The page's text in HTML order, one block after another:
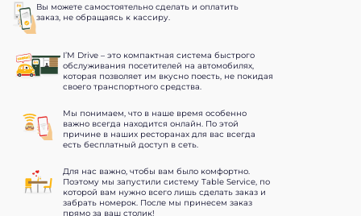
Вы можете самостоятельно сделать и оплатить
заказ, не обращаясь к кассиру.
I’M Drive – это компактная система быстрого
обслуживания посетителей на автомобилях,
которая позволяет им вкусно поесть, не покидая
своего транспортного средства.
Мы понимаем, что в наше время особенно
важно всегда находится онлайн. По этой
причине в наших ресторанах для вас всегда
есть бесплатный доступ в сеть.
Для нас важно, чтобы вам было комфортно.
Поэтому мы запустили систему Table Service, по
которой вам нужно всего лишь сделать заказ и
забрать номерок. После мы принесем заказ
прямо за ваш столик!